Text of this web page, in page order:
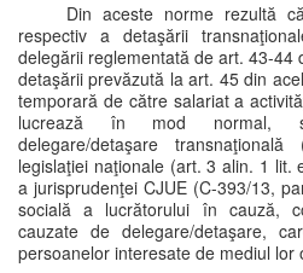
Din aceste norme rezultă
respectiv a detaşării
delegării reglementată de art. 43-44
detaşării prevăzută la art. 45 din
temporară de către salariat a
lucrează în mod normal,
delegare/detaşare
legislaţiei naţionale (art. 3 alin. 1 lit.
a jurisprudenţei CJUE (C-393/13,
socială a lucrătorului în cauză,
cauzate de delegare/detaşare,
persoanelor interesate de mediul lor